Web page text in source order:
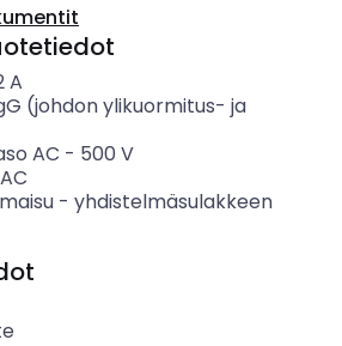
A
(johdon ylikuormitus- ja
AC - 500 V
AC
- yhdistelmäsulakkeen